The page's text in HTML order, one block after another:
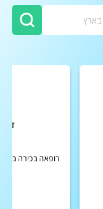
ד"ר
רופאה בכירה